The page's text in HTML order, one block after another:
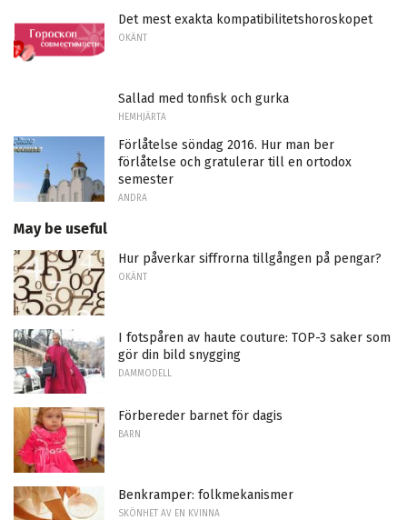
Det mest exakta kompatibilitetshoroskopet
OKÄNT
Sallad med tonfisk och gurka
HEMHJÄRTA
Förlåtelse söndag 2016. Hur man ber
förlåtelse och gratulerar till en ortodox
semester
ANDRA
May be useful
Hur påverkar siffrorna tillgången på pengar?
OKÄNT
I fotspåren av haute couture: TOP-3 saker som
gör din bild snygging
DAMMODELL
Förbereder barnet för dagis
BARN
Benkramper: folkmekanismer
SKÖNHET AV EN KVINNA